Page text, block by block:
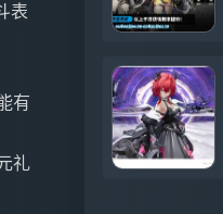
表
有
礼